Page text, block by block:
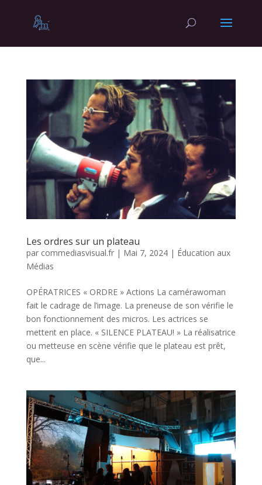
Les ordres sur un plateau
par commediasvisual.fr| Mai 7, 2024| Éducation aux
Médias
OPÉRATRICES « ORDRE » Actions La camérawoman
fait le cadrage de l’image. La preneuse de son vérifie le
bon fonctionnement des micros. Les actrices se
mettent en place. « SILENCE PLATEAU! » La réalisatrice
ou metteuse en scène vérifie que le plateau est prêt,
que...